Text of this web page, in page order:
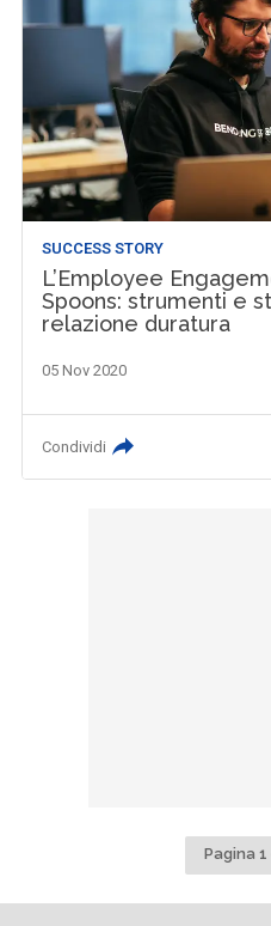
SUCCESS STORY
L’Employee
Spoons: strumenti e
relazione duratura
05 Nov 2020
Condividi
Pagina 1